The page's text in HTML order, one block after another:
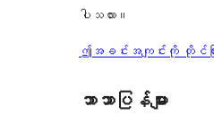
ပါသလား။
ဤအခင်းအကျင်းကို တိုင်က
ဘာသာပြန်များ